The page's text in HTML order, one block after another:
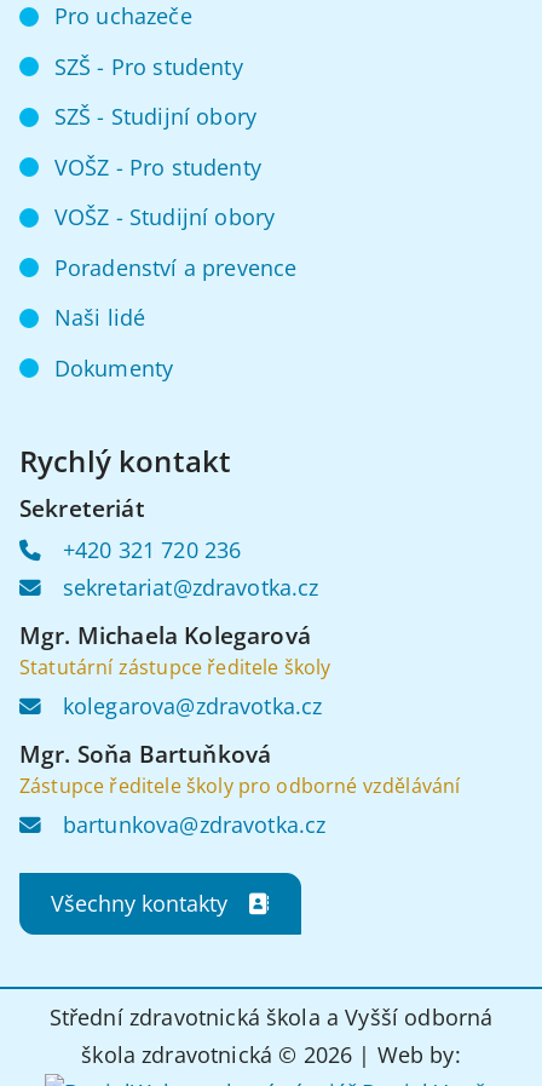
Pro uchazeče
SZŠ - Pro studenty
SZŠ - Studijní obory
VOŠZ - Pro studenty
VOŠZ - Studijní obory
Poradenství a prevence
Naši lidé
Dokumenty
Rychlý kontakt
Sekreteriát
+420 321 720 236
sekretariat@zdravotka.cz
Mgr. Michaela Kolegarová
Statutární zástupce ředitele školy
kolegarova@zdravotka.cz
Mgr. Soňa Bartuňková
Zástupce ředitele školy pro odborné vzdělávání
bartunkova@zdravotka.cz
Všechny kontakty
Střední zdravotnická škola a Vyšší odborná
škola zdravotnická © 2026 | Web by: